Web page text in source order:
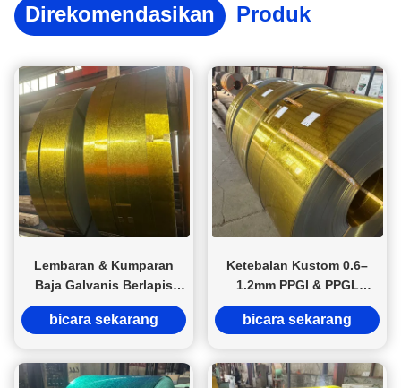
Direkomendasikan Produk
Lembaran & Kumparan
Baja Galvanis Berlapis
Warna PPGI PPGL PP yang
Dicat Awal dengan
mm
bicara sekarang
Ketebalan Kustom 0.6–
1.2mm PPGI & PPGL
Gulungan dan Lembaran
Baja Galvanis yang Dicat
bicara sekarang